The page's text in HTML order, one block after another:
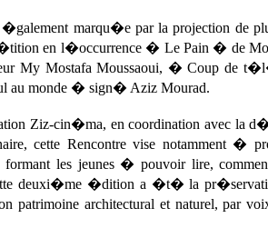
marqu�e par la projection de
en l�occurrence � Le Pain � de
My Mostafa Moussaoui, � Coup de
au monde � sign� Aziz Mourad.
Ziz-cin�ma, en coordination avec la
cette Rencontre vise notamment �
les jeunes � pouvoir lire,
deuxi�me �dition a �t� la
patrimoine architectural et naturel, par